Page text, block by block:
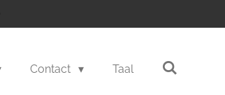
Contact Taal